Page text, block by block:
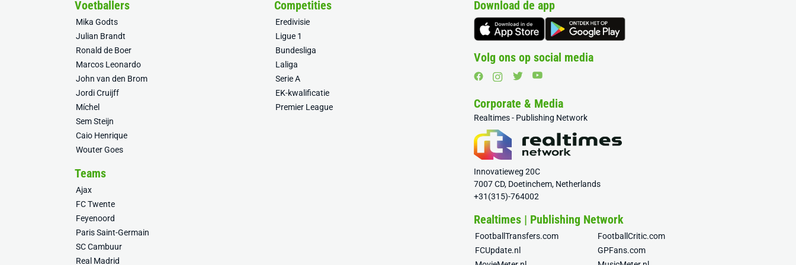
Voetballers
Mika Godts
Julian Brandt
Ronald de Boer
Marcos Leonardo
John van den Brom
Jordi Cruijff
Míchel
Sem Steijn
Caio Henrique
Wouter Goes
Competities
Eredivisie
Ligue 1
Bundesliga
Laliga
Serie A
EK-kwalificatie
Premier League
Teams
Ajax
FC Twente
Feyenoord
Paris Saint-Germain
SC Cambuur
Real Madrid
Download de app
Volg ons op social media
Corporate & Media
Realtimes - Publishing Network
Innovatieweg 20C
7007 CD, Doetinchem, Netherlands
+31(315)-764002
Realtimes | Publishing Network
FootballTransfers.com
FootballCritic.com
FCUpdate.nl
GPFans.com